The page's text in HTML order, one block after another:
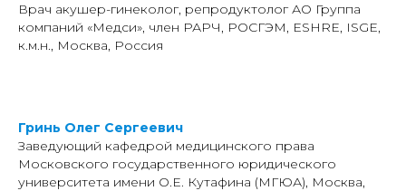
Врач акушер-гинеколог, репродуктолог АО Группа
компаний «Медси», член РАРЧ, РОСГЭМ, ESHRE, ISGE,
к.м.н., Москва, Россия
Гринь Олег Сергеевич
Заведующий кафедрой медицинского права
Московского государственного юридического
университета имени О.Е. Кутафина (МГЮА), Москва,